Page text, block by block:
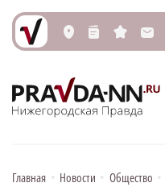
L n s M
Главная • Новости • Общество •